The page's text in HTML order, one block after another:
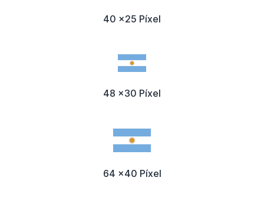
40 x25 Píxel
48 x30 Píxel
64 x40 Píxel